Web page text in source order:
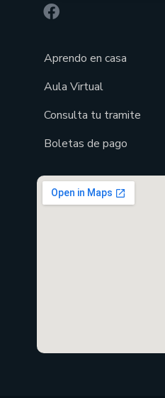
Aprendo en casa
Aula Virtual
Consulta tu tramite
Boletas de pago